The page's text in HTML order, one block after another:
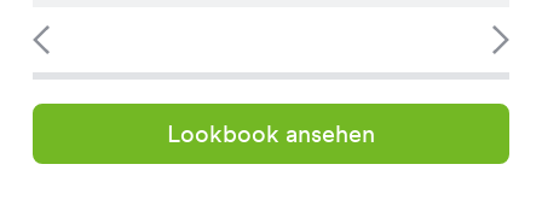
Lookbook ansehen